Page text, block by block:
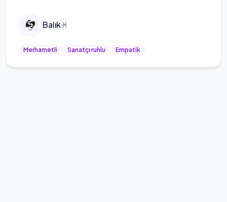
Balık♓
Merhametli Sanatçı ruhlu Empatik